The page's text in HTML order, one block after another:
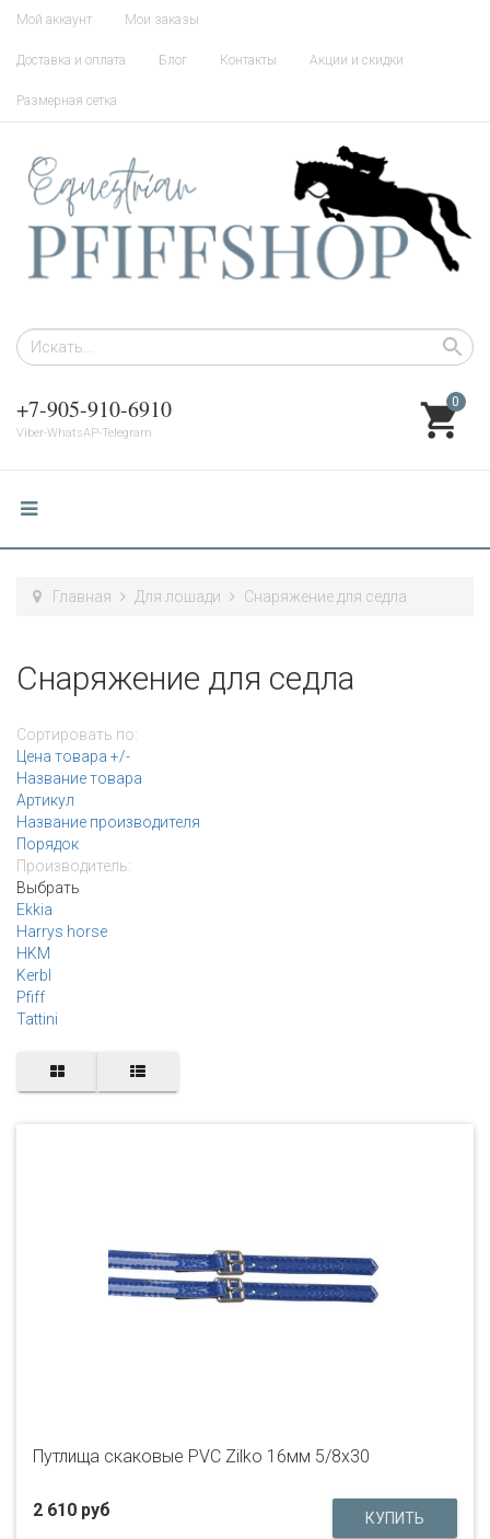
Мой аккаунт Мои заказы
Доставка и оплата Блог Контакты Акции и скидки
Размерная сетка
+7-905-910-6910
Viber-WhatsAP-Telegram
0
Главная Для лошади Снаряжение для седла
Снаряжение для седла
Сортировать по:
Цена товара +/-
Название товара
Артикул
Название производителя
Порядок
Производитель:
Выбрать
Ekkia
Harrys horse
HKM
Kerbl
Pfiff
Tattini
Путлища скаковые PVC Zilko 16мм 5/8х30
2 610 руб